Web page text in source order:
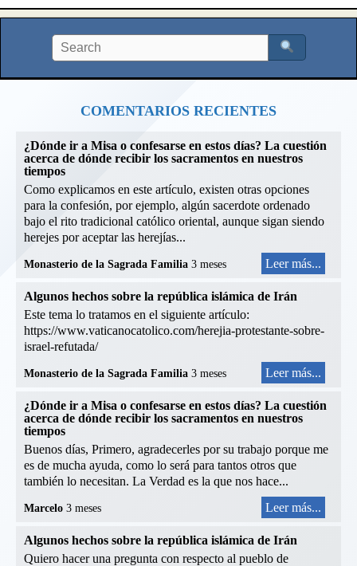
COMENTARIOS RECIENTES
¿Dónde ir a Misa o confesarse en estos días? La cuestión
acerca de dónde recibir los sacramentos en nuestros
tiempos
Como explicamos en este artículo, existen otras opciones
para la confesión, por ejemplo, algún sacerdote ordenado
bajo el rito tradicional católico oriental, aunque sigan siendo
herejes por aceptar las herejías...
Monasterio de la Sagrada Familia 3 meses Leer más...
Algunos hechos sobre la república islámica de Irán
Este tema lo tratamos en el siguiente artículo:
https://www.vaticanocatolico.com/herejia-protestante-sobre-
israel-refutada/
Monasterio de la Sagrada Familia 3 meses Leer más...
¿Dónde ir a Misa o confesarse en estos días? La cuestión
acerca de dónde recibir los sacramentos en nuestros
tiempos
Buenos días, Primero, agradecerles por su trabajo porque me
es de mucha ayuda, como lo será para tantos otros que
también lo necesitan. La Verdad es la que nos hace...
Marcelo 3 meses Leer más...
Algunos hechos sobre la república islámica de Irán
Quiero hacer una pregunta con respecto al pueblo de